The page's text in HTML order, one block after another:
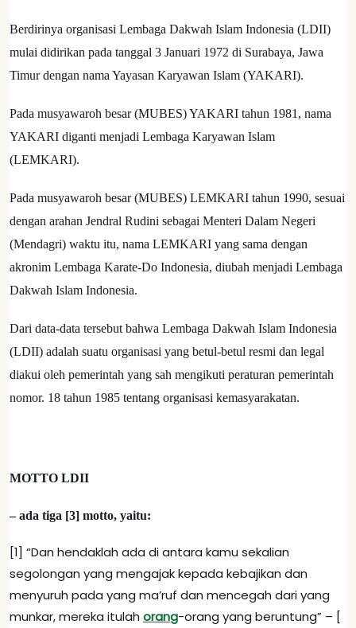
Berdirinya organisasi Lembaga Dakwah Islam Indonesia (LDII)
mulai didirikan pada tanggal 3 Januari 1972 di Surabaya, Jawa
Timur dengan nama Yayasan Karyawan Islam (YAKARI).
Pada musyawaroh besar (MUBES) YAKARI tahun 1981, nama
YAKARI diganti menjadi Lembaga Karyawan Islam
(LEMKARI).
Pada musyawaroh besar (MUBES) LEMKARI tahun 1990, sesuai
dengan arahan Jendral Rudini sebagai Menteri Dalam Negeri
(Mendagri) waktu itu, nama LEMKARI yang sama dengan
akronim Lembaga Karate-Do Indonesia, diubah menjadi Lembaga
Dakwah Islam Indonesia.
Dari data-data tersebut bahwa Lembaga Dakwah Islam Indonesia
(LDII) adalah suatu organisasi yang betul-betul resmi dan legal
diakui oleh pemerintah yang sah mengikuti peraturan pemerintah
nomor. 18 tahun 1985 tentang organisasi kemasyarakatan.
MOTTO LDII
– ada tiga [3] motto, yaitu:
[1] “Dan hendaklah ada di antara kamu sekalian
segolongan yang mengajak kepada kebajikan dan
menyuruh pada yang ma’ruf dan mencegah dari yang
munkar, mereka itulah orang-orang yang beruntung” – [